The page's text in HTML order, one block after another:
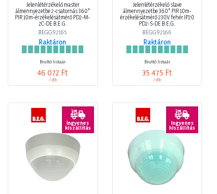
Jelenlétérzékelő master
álmennyezetbe 2-csatornás 360°
PIR 10m-érzékelésátmérő PD2-M-
2C-DE B.E.G.
BEGG92165
Raktáron
Bruttó listaár
46 072 Ft
/ db
Jelenlétérzékelő slave
álmennyezetbe 360° PIR 10m-
érzékelésátmérő 230V fehér IP20
PD2-S-DE B.E.G.
BEGG92166
Raktáron
Bruttó listaár
35 475 Ft
/ db
Ingyenes
kiszállítás
Ingyenes
kiszállítás